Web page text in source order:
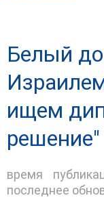
Белый
ищем
решение"
время
последнее